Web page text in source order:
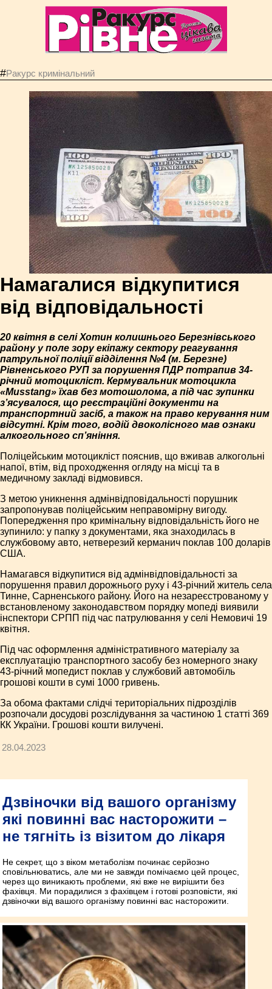
#Ракурс кримінальний
Намагалися відкупитися
від відповідальності
20 квітня в селі Хотин колишнього Березнівського
району у поле зору екіпажу сектору реагування
патрульної поліції відділення №4 (м. Березне)
Рівненського РУП за порушення ПДР потрапив 34-
річний мотоцикліст. Кермувальник мотоцикла
«Musstang» їхав без мотошолома, а під час зупинки
з’ясувалося, що реєстраційні документи на
транспортний засіб, а також на право керування ним
відсутні. Крім того, водій двоколісного мав ознаки
алкогольного сп’яніння.
Поліцейським мотоцикліст пояснив, що вживав алкогольні
напої, втім, від проходження огляду на місці та в
медичному закладі відмовився.
З метою уникнення адмінвідповідальності порушник
запропонував поліцейським неправомірну вигоду.
Попередження про кримінальну відповідальність його не
зупинило: у папку з документами, яка знаходилась в
службовому авто, нетверезий керманич поклав 100 доларів
США.
Намагався відкупитися від адмінвідповідальності за
порушення правил дорожнього руху і 43-річний житель села
Тинне, Сарненського району. Його на незареєстрованому у
встановленому законодавством порядку мопеді виявили
інспектори СРПП під час патрулювання у селі Немовичі 19
квітня.
Під час оформлення адміністративного матеріалу за
експлуатацію транспортного засобу без номерного знаку
43-річний мопедист поклав у службовий автомобіль
грошові кошти в сумі 1000 гривень.
За обома фактами слідчі територіальних підрозділів
розпочали досудові розслідування за частиною 1 статті 369
КК України. Грошові кошти вилучені.
28.04.2023
Дзвіночки від вашого організму
які повинні вас насторожити –
не тягніть із візитом до лікаря
Не секрет, що з віком метаболізм починає серйозно
сповільнюватись, але ми не завжди помічаємо цей процес,
через що виникають проблеми, які вже не вирішити без
фахівця. Ми порадилися з фахівцем і готові розповісти, які
дзвіночки від вашого організму повинні вас насторожити.